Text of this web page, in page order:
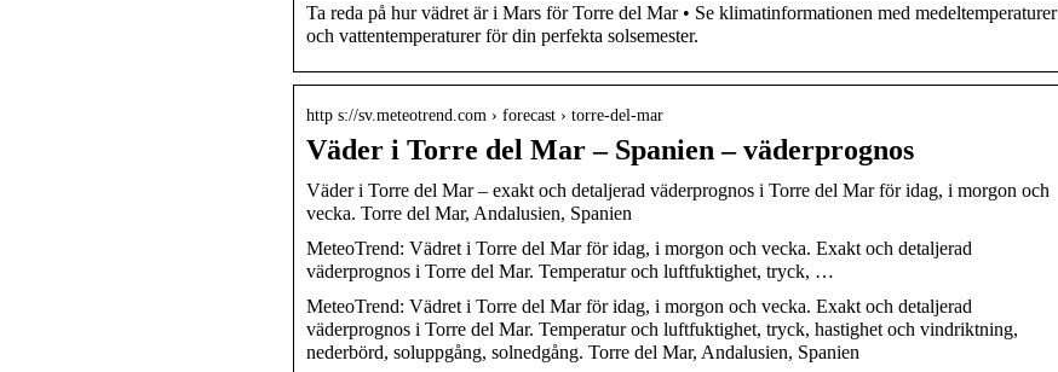
Ta reda på hur vädret är i Mars för Torre del Mar • Se klimatinformationen med medeltemperaturer
och vattentemperaturer för din perfekta solsemester.
http s://sv.meteotrend.com › forecast › torre-del-mar
Väder i Torre del Mar – Spanien – väderprognos
Väder i Torre del Mar – exakt och detaljerad väderprognos i Torre del Mar för idag, i morgon och
vecka. Torre del Mar, Andalusien, Spanien
MeteoTrend: Vädret i Torre del Mar för idag, i morgon och vecka. Exakt och detaljerad
väderprognos i Torre del Mar. Temperatur och luftfuktighet, tryck, …
MeteoTrend: Vädret i Torre del Mar för idag, i morgon och vecka. Exakt och detaljerad
väderprognos i Torre del Mar. Temperatur och luftfuktighet, tryck, hastighet och vindriktning,
nederbörd, soluppgång, solnedgång. Torre del Mar, Andalusien, Spanien